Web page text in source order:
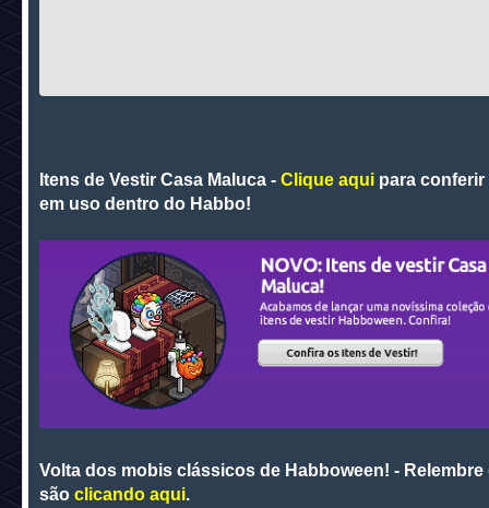
Itens de Vestir Casa Maluca - Clique aquipara conferir
em uso dentro do Habbo!
Volta dos mobis clássicos de Habboween! - Relembre
são clicando aqui.